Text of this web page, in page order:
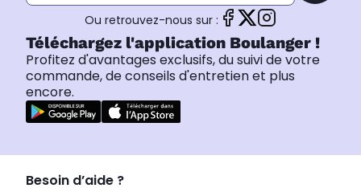
Ou retrouvez-nous sur :
Téléchargez l'application Boulanger !
Profitez d'avantages exclusifs, du suivi de votre
commande, de conseils d'entretien et plus
encore.
Besoin d’aide ?